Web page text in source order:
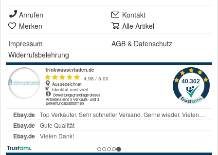
Anrufen
Kontakt
Merken
Alle Artikel
Impressum
AGB & Datenschutz
Widerrufsbelehrung